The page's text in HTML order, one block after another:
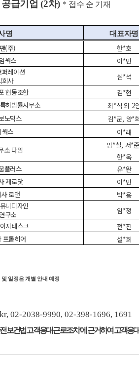
급기업 (2차) * 접수 순 기재
명 대표자명
(주) 한*호
웍스 이*민
퍼레이션
회사
심*석
협동조합 김*현
허법률사무소 최*식 외 2
노믹스 김*군, 양*
웍스 이*래
소 다임 임*철, 서*준
한*욱
플러스 유*완
제로닷 이*민
로맨 박*용
니디자인
구소
임*정
지태스크 전*진
프롬히어 설*희
일정은 개별 안내 예정
02-2038-9990, 02-398-1696, 1691
보건법 고객응대 근로조치’에 근거하여 고객응